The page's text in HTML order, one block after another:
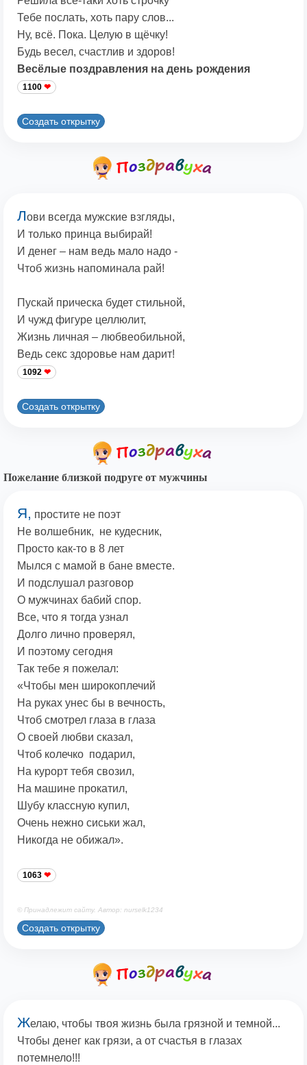
Тебе послать, хоть пару слов...
Ну, всё. Пока. Целую в щёчку!
Будь весел, счастлив и здоров!
Весёлые поздравления на день рождения
1100
Создать открытку
Лови всегда мужские взгляды,
И только принца выбирай!
И денег – нам ведь мало надо -
Чтоб жизнь напоминала рай!
Пускай прическа будет стильной,
И чужд фигуре целлюлит,
Жизнь личная – любвеобильной,
Ведь секс здоровье нам дарит!
1092
Создать открытку
Пожелание близкой подруге от мужчины
Я, простите не поэт
Не волшебник, не кудесник,
Просто как-то в 8 лет
Мылся с мамой в бане вместе.
И подслушал разговор
О мужчинах бабий спор.
Все, что я тогда узнал
Долго лично проверял,
И поэтому сегодня
Так тебе я пожелал:
«Чтобы мен широкоплечий
На руках унес бы в вечность,
Чтоб смотрел глаза в глаза
О своей любви сказал,
Чтоб колечко подарил,
На курорт тебя свозил,
На машине прокатил,
Шубу классную купил,
Очень нежно сиськи жал,
Никогда не обижал».
1063
© Принадлежит сайту. Автор: nurselk1234
Создать открытку
Желаю, чтобы твоя жизнь была грязной и темной...
Чтобы денег как грязи, а от счастья в глазах
потемнело!!!